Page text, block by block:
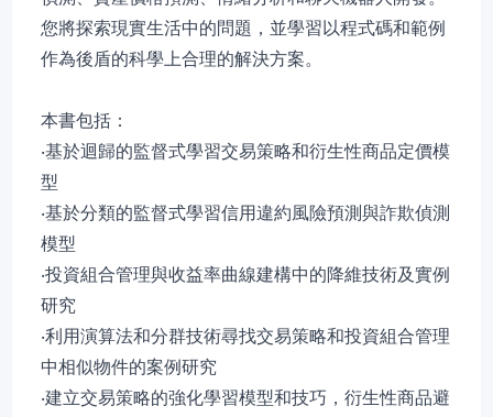
您將探索現實生活中的問題，並學習以程式碼和範例
作為後盾的科學上合理的解決方案。
本書包括：
‧基於迴歸的監督式學習交易策略和衍生性商品定價模
型
‧基於分類的監督式學習信用違約風險預測與詐欺偵測
模型
‧投資組合管理與收益率曲線建構中的降維技術及實例
研究
‧利用演算法和分群技術尋找交易策略和投資組合管理
中相似物件的案例研究
‧建立交易策略的強化學習模型和技巧，衍生性商品避